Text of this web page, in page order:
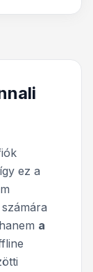
ez a
a